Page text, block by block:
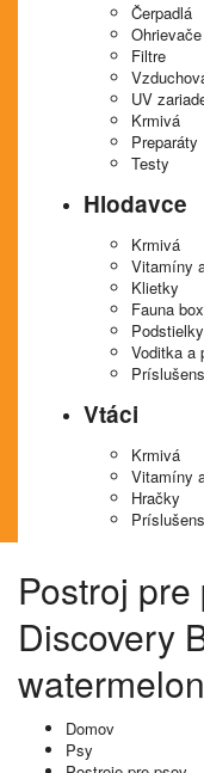
Čerpadlá
Ohrievače
Filtre
UV
Krmivá
Preparáty
Testy
Hlodavce
Krmivá
Vitamíny
Klietky
Fauna
Podstielky
Voditka a
Vtáci
Krmivá
Vitamíny
Hračky
Postroj
Discovery
Domov
Psy